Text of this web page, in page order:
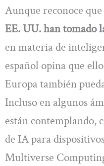
Aunque reconoce que
EE. UU. han tomado
en materia de
español opina que
Europa también
Incluso en algunos
están contemplando,
de IA para
Multiverse